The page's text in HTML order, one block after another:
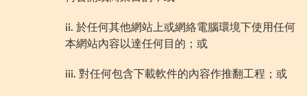
ii. 於任何其他網站上或網絡電腦環境下使用任何
本網站內容以達任何目的；或
iii. 對任何包含下載軟件的內容作推翻工程；或